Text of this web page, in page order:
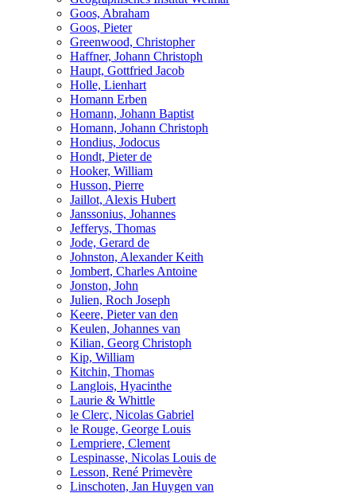
Goos, Abraham
Goos, Pieter
Greenwood, Christopher
Haffner, Johann Christoph
Haupt, Gottfried Jacob
Holle, Lienhart
Homann Erben
Homann, Johann Baptist
Homann, Johann Christoph
Hondius, Jodocus
Hondt, Pieter de
Hooker, William
Husson, Pierre
Jaillot, Alexis Hubert
Janssonius, Johannes
Jefferys, Thomas
Jode, Gerard de
Johnston, Alexander Keith
Jombert, Charles Antoine
Jonston, John
Julien, Roch Joseph
Keere, Pieter van den
Keulen, Johannes van
Kilian, Georg Christoph
Kip, William
Kitchin, Thomas
Langlois, Hyacinthe
Laurie & Whittle
le Clerc, Nicolas Gabriel
le Rouge, George Louis
Lempriere, Clement
Lespinasse, Nicolas Louis de
Lesson, René Primevère
Linschoten, Jan Huygen van